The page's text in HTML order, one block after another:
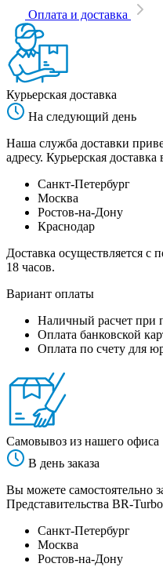
Оплата и доставка
Курьерская доставка
На следующий день
Наша служба доставки
адресу. Курьерская
Санкт-Петербург
Москва
Ростов-на-Дону
Краснодар
Доставка осуществляется с
18 часов.
Вариант оплаты
Наличный расчет при
Оплата банковской
Оплата по счету для
Самовывоз из нашего офиса
В день заказа
Вы можете самостоятельно
Представительства BR-
Санкт-Петербург
Москва
Ростов-на-Дону